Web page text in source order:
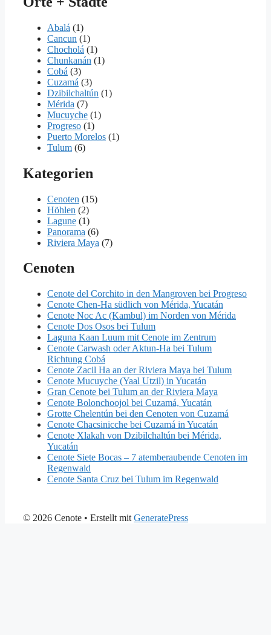
Abalá (1)
Cancun (1)
Chocholá (1)
Chunkanán (1)
Cobá (3)
Cuzamá (3)
Dzibilchaltún (1)
Mérida (7)
Mucuyche (1)
Progreso (1)
Puerto Morelos (1)
Tulum (6)
Kategorien
Cenoten (15)
Höhlen (2)
Lagune (1)
Panorama (6)
Riviera Maya (7)
Cenoten
Cenote del Corchito in den Mangroven bei Progreso
Cenote Chen-Ha südlich von Mérida, Yucatán
Cenote Noc Ac (Kambul) im Norden von Mérida
Cenote Dos Osos bei Tulum
Laguna Kaan Luum mit Cenote im Zentrum
Cenote Carwash oder Aktun-Ha bei Tulum
Richtung Cobá
Cenote Zacil Ha an der Riviera Maya bei Tulum
Cenote Mucuyche (Yaal Utzil) in Yucatán
Gran Cenote bei Tulum an der Riviera Maya
Cenote Bolonchoojol bei Cuzamá, Yucatán
Grotte Chelentún bei den Cenoten von Cuzamá
Cenote Chacsinicche bei Cuzamá in Yucatán
Cenote Xlakah von Dzibilchaltún bei Mérida,
Yucatán
Cenote Siete Bocas – 7 atemberaubende Cenoten im
Regenwald
Cenote Santa Cruz bei Tulum im Regenwald
© 2026 Cenote • Erstellt mit GeneratePress